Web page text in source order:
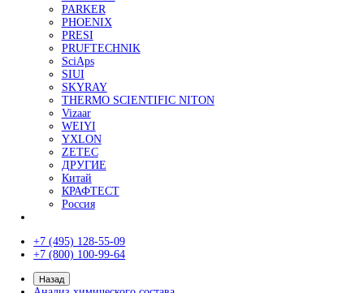
Оборудование для контроля сортировки шариков
Сканеры шариков AVIKO
Сортировщики шариков (по диаметру)
Сортировщики роликов
Моечные машины
Ультразвуковые ванны
Оптические измерительные системы
Видеоизмерительные системы
Визуальный контроль
Видеоэндоскопы